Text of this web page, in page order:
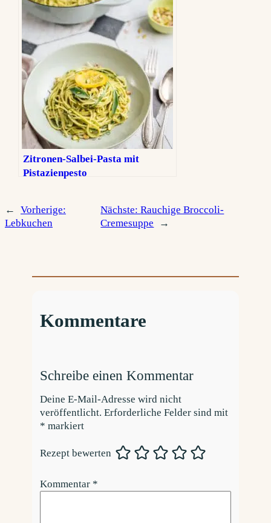
Zitronen-Salbei-Pasta mit
Pistazienpesto
←
Vorherige:
Lebkuchen
Nächste:Rauchige Broccoli-
Cremesuppe
→
Kommentare
Schreibe einen Kommentar
Deine E-Mail-Adresse wird nicht
veröffentlicht. Erforderliche Felder sind mit
* markiert
Rezept bewerten
Kommentar *